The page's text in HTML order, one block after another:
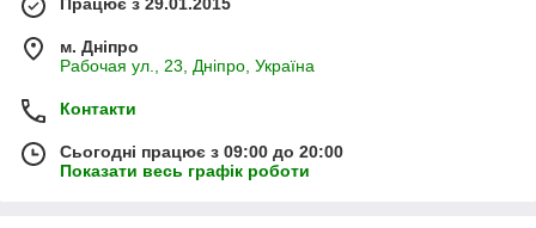
Працює з 29.01.2015
м. Дніпро
Рабочая ул., 23, Дніпро, Україна
Контакти
Сьогодні працює з 09:00 до 20:00
Показати весь графік роботи